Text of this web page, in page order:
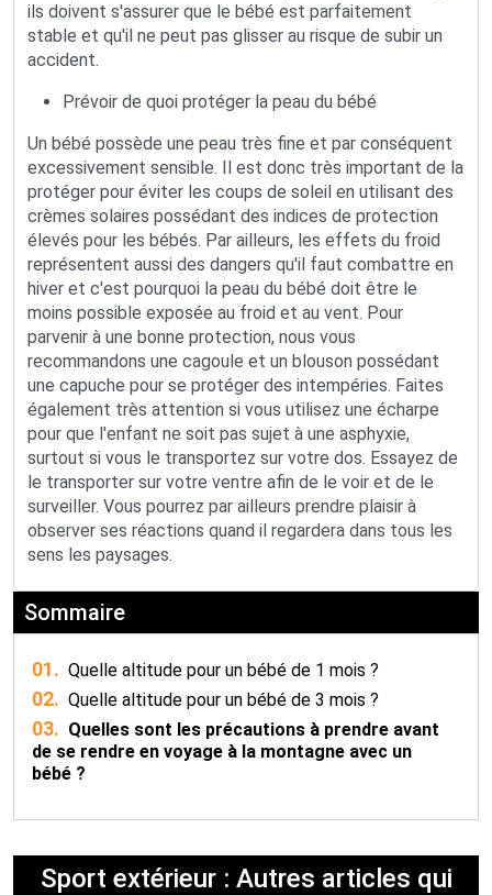
ils doivent s'assurer que le bébé est parfaitement
stable et qu'il ne peut pas glisser au risque de subir un
accident.
Prévoir de quoi protéger la peau du bébé
Un bébé possède une peau très fine et par conséquent
excessivement sensible. Il est donc très important de la
protéger pour éviter les coups de soleil en utilisant des
crèmes solaires possédant des indices de protection
élevés pour les bébés. Par ailleurs, les effets du froid
représentent aussi des dangers qu'il faut combattre en
hiver et c'est pourquoi la peau du bébé doit être le
moins possible exposée au froid et au vent. Pour
parvenir à une bonne protection, nous vous
recommandons une cagoule et un blouson possédant
une capuche pour se protéger des intempéries. Faites
également très attention si vous utilisez une écharpe
pour que l'enfant ne soit pas sujet à une asphyxie,
surtout si vous le transportez sur votre dos. Essayez de
le transporter sur votre ventre afin de le voir et de le
surveiller. Vous pourrez par ailleurs prendre plaisir à
observer ses réactions quand il regardera dans tous les
sens les paysages.
Sommaire
01. Quelle altitude pour un bébé de 1 mois ?
02. Quelle altitude pour un bébé de 3 mois ?
03. Quelles sont les précautions à prendre avant
de se rendre en voyage à la montagne avec un
bébé ?
Sport extérieur : Autres articles qui